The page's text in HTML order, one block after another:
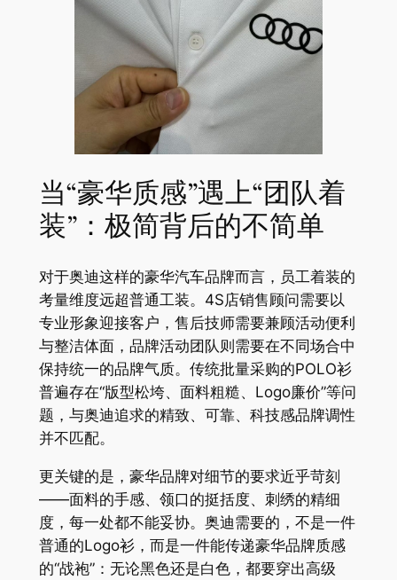
当“豪华质感”遇上“团队着
装”：极简背后的不简单
对于奥迪这样的豪华汽车品牌而言，员工着装的
考量维度远超普通工装。4S店销售顾问需要以
专业形象迎接客户，售后技师需要兼顾活动便利
与整洁体面，品牌活动团队则需要在不同场合中
保持统一的品牌气质。传统批量采购的POLO衫
普遍存在“版型松垮、面料粗糙、Logo廉价”等问
题，与奥迪追求的精致、可靠、科技感品牌调性
并不匹配。
更关键的是，豪华品牌对细节的要求近乎苛刻
——面料的手感、领口的挺括度、刺绣的精细
度，每一处都不能妥协。奥迪需要的，不是一件
普通的Logo衫，而是一件能传递豪华品牌质感
的“战袍”：无论黑色还是白色，都要穿出高级